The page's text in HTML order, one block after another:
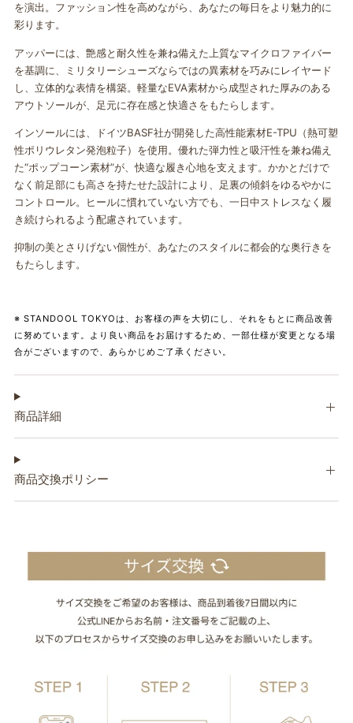
を演出。ファッション性を高めながら、あなたの毎日をより魅力的に
彩ります。
アッパーには、艶感と耐久性を兼ね備えた上質なマイクロファイバー
を基調に、ミリタリーシューズならではの異素材を巧みにレイヤード
し、立体的な表情を構築。軽量なEVA素材から成型された厚みのある
アウトソールが、足元に存在感と快適さをもたらします。
インソールには、ドイツBASF社が開発した高性能素材E-TPU（熱可塑
性ポリウレタン発泡粒子）を使用。優れた弾力性と吸汗性を兼ね備え
た“ポップコーン素材”が、快適な履き心地を支えます。かかとだけで
なく前足部にも高さを持たせた設計により、足裏の傾斜をゆるやかに
コントロール。ヒールに慣れていない方でも、一日中ストレスなく履
き続けられるよう配慮されています。
抑制の美とさりげない個性が、あなたのスタイルに都会的な奥行きを
もたらします。
※ STANDOOL TOKYOは、お客様の声を大切にし、それをもとに商品改善
に努めています。より良い商品をお届けするため、一部仕様が変更となる場
合がございますので、あらかじめご了承ください。
商品詳細
商品交換ポリシー